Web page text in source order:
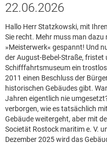
22.06.2026
Hallo Herr Statzkowski, mit
Sie recht. Mehr muss man
»Meisterwerk« gespannt! Und
der August-Bebel-Straße, fristet
Schifffahrtsmuseum ein
2011 einen Beschluss der
historischen Gebäudes gibt.
Jahren eigentlich nie
verborgen, wie es tatsächlich
Gebäude weitergeht, aber mit
Societät Rostock maritim e. V.
Dezember 2025 wird das